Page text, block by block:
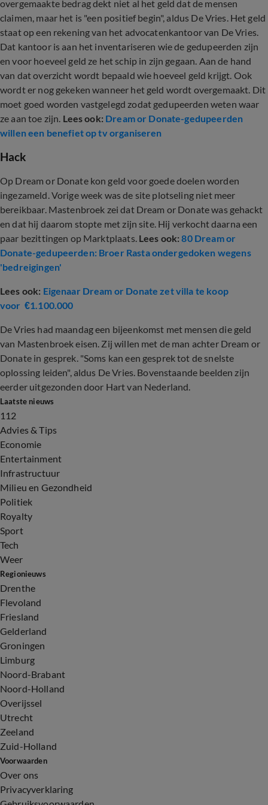
overgemaakte bedrag dekt niet al het geld dat de mensen
claimen, maar het is "een positief begin", aldus De Vries. Het geld
staat op een rekening van het advocatenkantoor van De Vries.
Dat kantoor is aan het inventariseren wie de gedupeerden zijn
en voor hoeveel geld ze het schip in zijn gegaan. Aan de hand
van dat overzicht wordt bepaald wie hoeveel geld krijgt. Ook
wordt er nog gekeken wanneer het geld wordt overgemaakt. Dit
moet goed worden vastgelegd zodat gedupeerden weten waar
ze aan toe zijn. Lees ook: Dream or Donate-gedupeerden
willen een benefiet op tv organiseren
Hack
Op Dream or Donate kon geld voor goede doelen worden
ingezameld. Vorige week was de site plotseling niet meer
bereikbaar. Mastenbroek zei dat Dream or Donate was gehackt
en dat hij daarom stopte met zijn site. Hij verkocht daarna een
paar bezittingen op Marktplaats. Lees ook:80 Dream or
Donate-gedupeerden: Broer Rasta ondergedoken wegens
'bedreigingen'
Lees ook: Eigenaar Dream or Donate zet villa te koop
voor €1.100.000
De Vries had maandag een bijeenkomst met mensen die geld
van Mastenbroek eisen. Zij willen met de man achter Dream or
Donate in gesprek. "Soms kan een gesprek tot de snelste
oplossing leiden", aldus De Vries. Bovenstaande beelden zijn
eerder uitgezonden door Hart van Nederland.
Laatste nieuws
112
Advies & Tips
Economie
Entertainment
Infrastructuur
Milieu en Gezondheid
Politiek
Royalty
Sport
Tech
Weer
Regionieuws
Drenthe
Flevoland
Friesland
Gelderland
Groningen
Limburg
Noord-Brabant
Noord-Holland
Overijssel
Utrecht
Zeeland
Zuid-Holland
Voorwaarden
Over ons
Privacyverklaring